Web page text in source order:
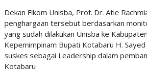
Dekan Fikom Unisba, Prof. Dr. Atie
penghargaan tersebut berdasarkan
yang sudah dilakukan Unisba ke
Kepemimpinam Bupati Kotabaru H. Sayed
suskes sebagai Leadership dalam
Kotabaru